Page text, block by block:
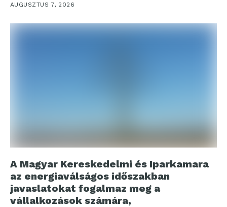
AUGUSZTUS 7, 2026
A Magyar Kereskedelmi és Iparkamara
az energiaválságos időszakban
javaslatokat fogalmaz meg a
vállalkozások számára,